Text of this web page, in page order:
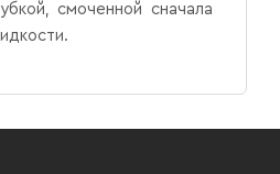
смоченной сначала